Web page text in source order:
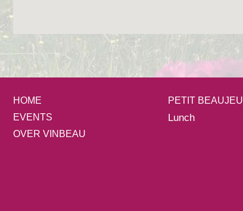
HOME
EVENTS
OVER VINBEAU
PETIT BEAUJEU
Lunch